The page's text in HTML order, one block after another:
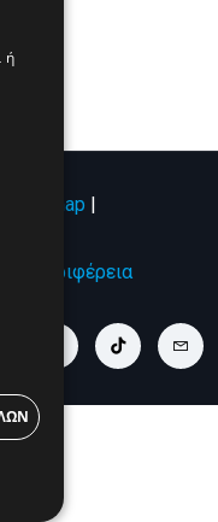
Sitemap
Περιφέρεια
linkedin linkinstagram link
tiktok link
ή